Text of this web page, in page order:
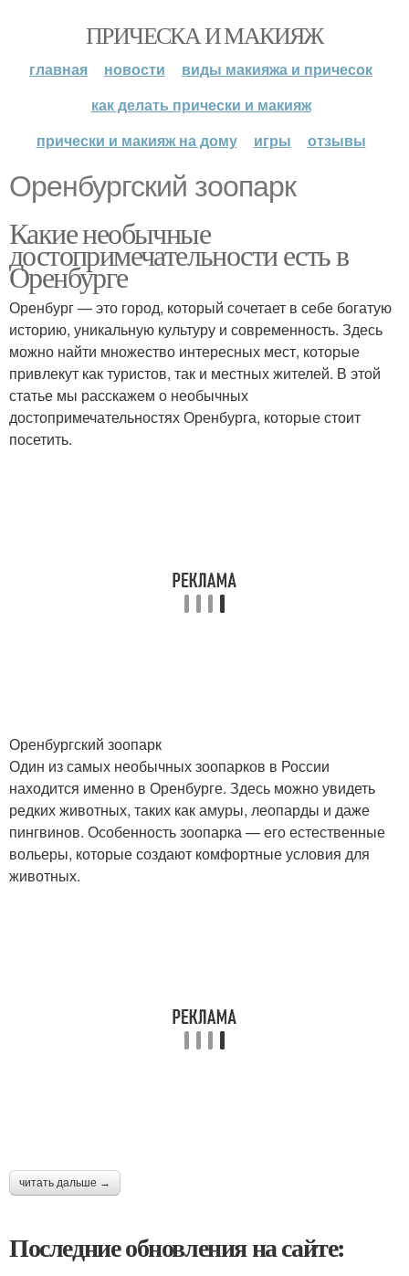
ПРИЧЕСКА И МАКИЯЖ
главная новости
виды макияжа и причесок
как делать прически и макияж
прически и макияж на дому
игры отзывы
Оренбургский зоопарк
Какие необычные
достопримечательности есть в
Оренбурге
Оренбург — это город, который сочетает в себе богатую
историю, уникальную культуру и современность. Здесь
можно найти множество интересных мест, которые
привлекут как туристов, так и местных жителей. В этой
статье мы расскажем о необычных
достопримечательностях Оренбурга, которые стоит
посетить.
Оренбургский зоопарк
Один из самых необычных зоопарков в России
находится именно в Оренбурге. Здесь можно увидеть
редких животных, таких как амуры, леопарды и даже
пингвинов. Особенность зоопарка — его естественные
вольеры, которые создают комфортные условия для
животных.
читать дальше →
Последние обновления на сайте: